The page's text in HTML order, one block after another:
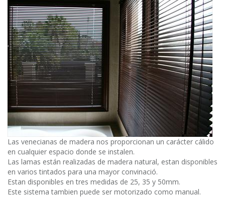
Las venecianas de madera nos proporcionan un carácter cálido
en cualquier espacio donde se instalen.
Las lamas están realizadas de madera natural, estan disponibles
en varios tintados para una mayor convinació.
Estan disponibles en tres medidas de 25, 35 y 50mm.
Este sistema tambien puede ser motorizado como manual.